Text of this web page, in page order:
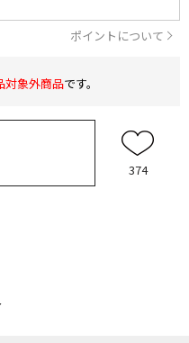
ポイントについて
対象外商品です。
374